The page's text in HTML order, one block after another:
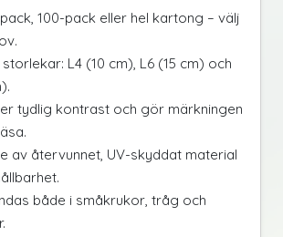
100-pack eller hel kartong – välj
storlekar: L4 (10 cm), L6 (15 cm) och
tydlig kontrast och gör märkningen
av återvunnet, UV-skyddat material
både i småkrukor, tråg och